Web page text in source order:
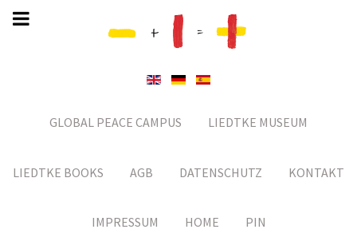
GLOBAL PEACE CAMPUS LIEDTKE MUSEUM
LIEDTKE BOOKS AGB DATENSCHUTZ KONTAKT
IMPRESSUM HOME PIN